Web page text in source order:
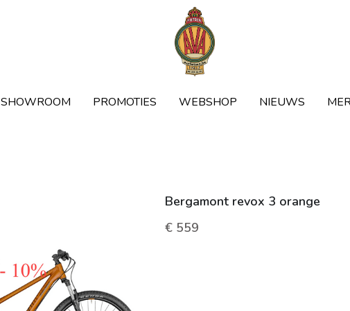
SHOWROOM PROMOTIES WEBSHOP NIEUWS
SHOWROOM PROMOTIES WEBSHOP NIEUWS
Bergamont revox 3 orange
€ 559